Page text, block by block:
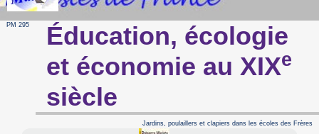
PM 295
Éducation, écologie
et économie au XIXe
siècle
Jardins, poulaillers et clapiers dans les écoles des Frères